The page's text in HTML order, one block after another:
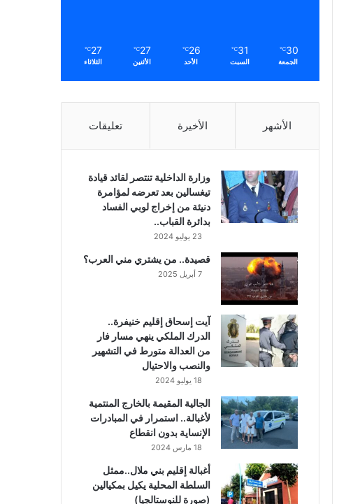
30
℃
الجمعة
31
℃
السبت
26
℃
الأحد
27
℃
الأثنين
27
℃
الثلاثاء
الأشهر الأخيرة تعليقات
وزارة الداخلية تنتصر لقائد قيادة
تيغسالين بعد تعرضه لمؤامرة
دنيئة من إخراج لوبي الفساد
بدائرة القباب..
23 يوليو 2024
قصيدة.. من يشتري مني العرب؟
7 أبريل 2025
آيت إسحاق إقليم خنيفرة..
الدرك الملكي ينهي مسار فار
من العدالة متورط في التشهير
والنصب والاحتيال
18 يوليو 2024
الجالية المقيمة بالخارج المنتمية
لأغبالة.. استمرار في المبادرات
الإنساية بدون انقطاع
18 مارس 2024
أغبالة إقليم بني ملال..ممثل
السلطة المحلية يكيل بمكيالين
(صورة للنوستالجيا)